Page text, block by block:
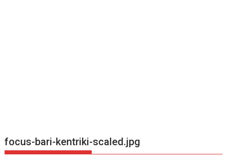
focus-bari-kentriki-scaled.jpg